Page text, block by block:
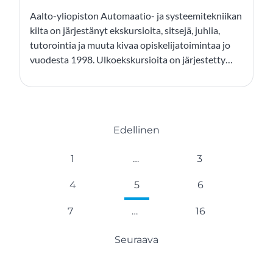
Aalto-yliopiston Automaatio- ja systeemitekniikan
kilta on järjestänyt ekskursioita, sitsejä, juhlia,
tutorointia ja muuta kivaa opiskelijatoimintaa jo
vuodesta 1998. Ulkoekskursioita on järjestetty
matkan kustannuksista ainakin osan pyrkii
järjesti unohtumattoman Alankomaiden matkan
Edellinen
1 … 3
4 5 6
7 … 16
Seuraava